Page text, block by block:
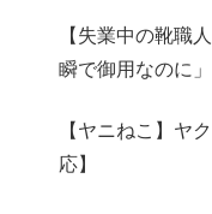
【失業中の靴職
瞬で御用なのに
【ヤニねこ】ヤ
応】